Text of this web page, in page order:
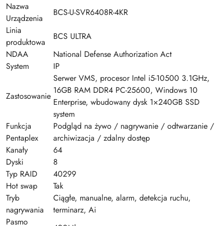
Nazwa
Urządzenia
BCS-U-SVR6408R-4KR
Linia
produktowa
BCS ULTRA
NDAA
National Defense Authorization Act
System
IP
Zastosowanie
Serwer VMS, procesor Intel i5-10500 3.1GHz,
16GB RAM DDR4 PC-25600, Windows 10
Enterprise, wbudowany dysk 1×240GB SSD
system
Funkcja
Pentaplex
Podgląd na żywo / nagrywanie / odtwarzanie /
archiwizacja / zdalny dostęp
Kanały
64
Dyski
8
Typ RAID
40299
Hot swap
Tak
Tryb
nagrywania
Ciągłe, manualne, alarm, detekcja ruchu,
terminarz, Ai
Pasmo